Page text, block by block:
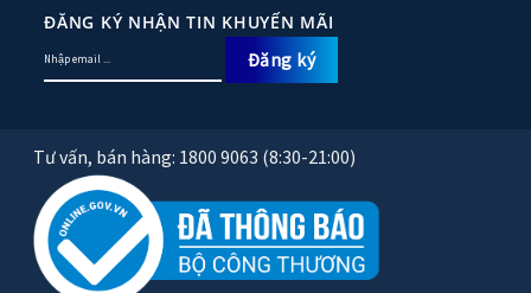
ĐĂNG KÝ NHẬN TIN KHUYẾN MÃI
Tư vấn, bán hàng: 1800 9063 (8:30-21:00)